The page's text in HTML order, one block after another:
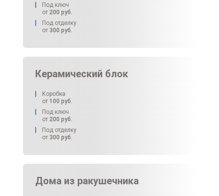
Под ключ
от 200 руб.
Под отделку
от 300 руб.
Керамический блок
Коробка
от 100 руб.
Под ключ
от 200 руб.
Под отделку
от 300 руб.
Дома из ракушечника